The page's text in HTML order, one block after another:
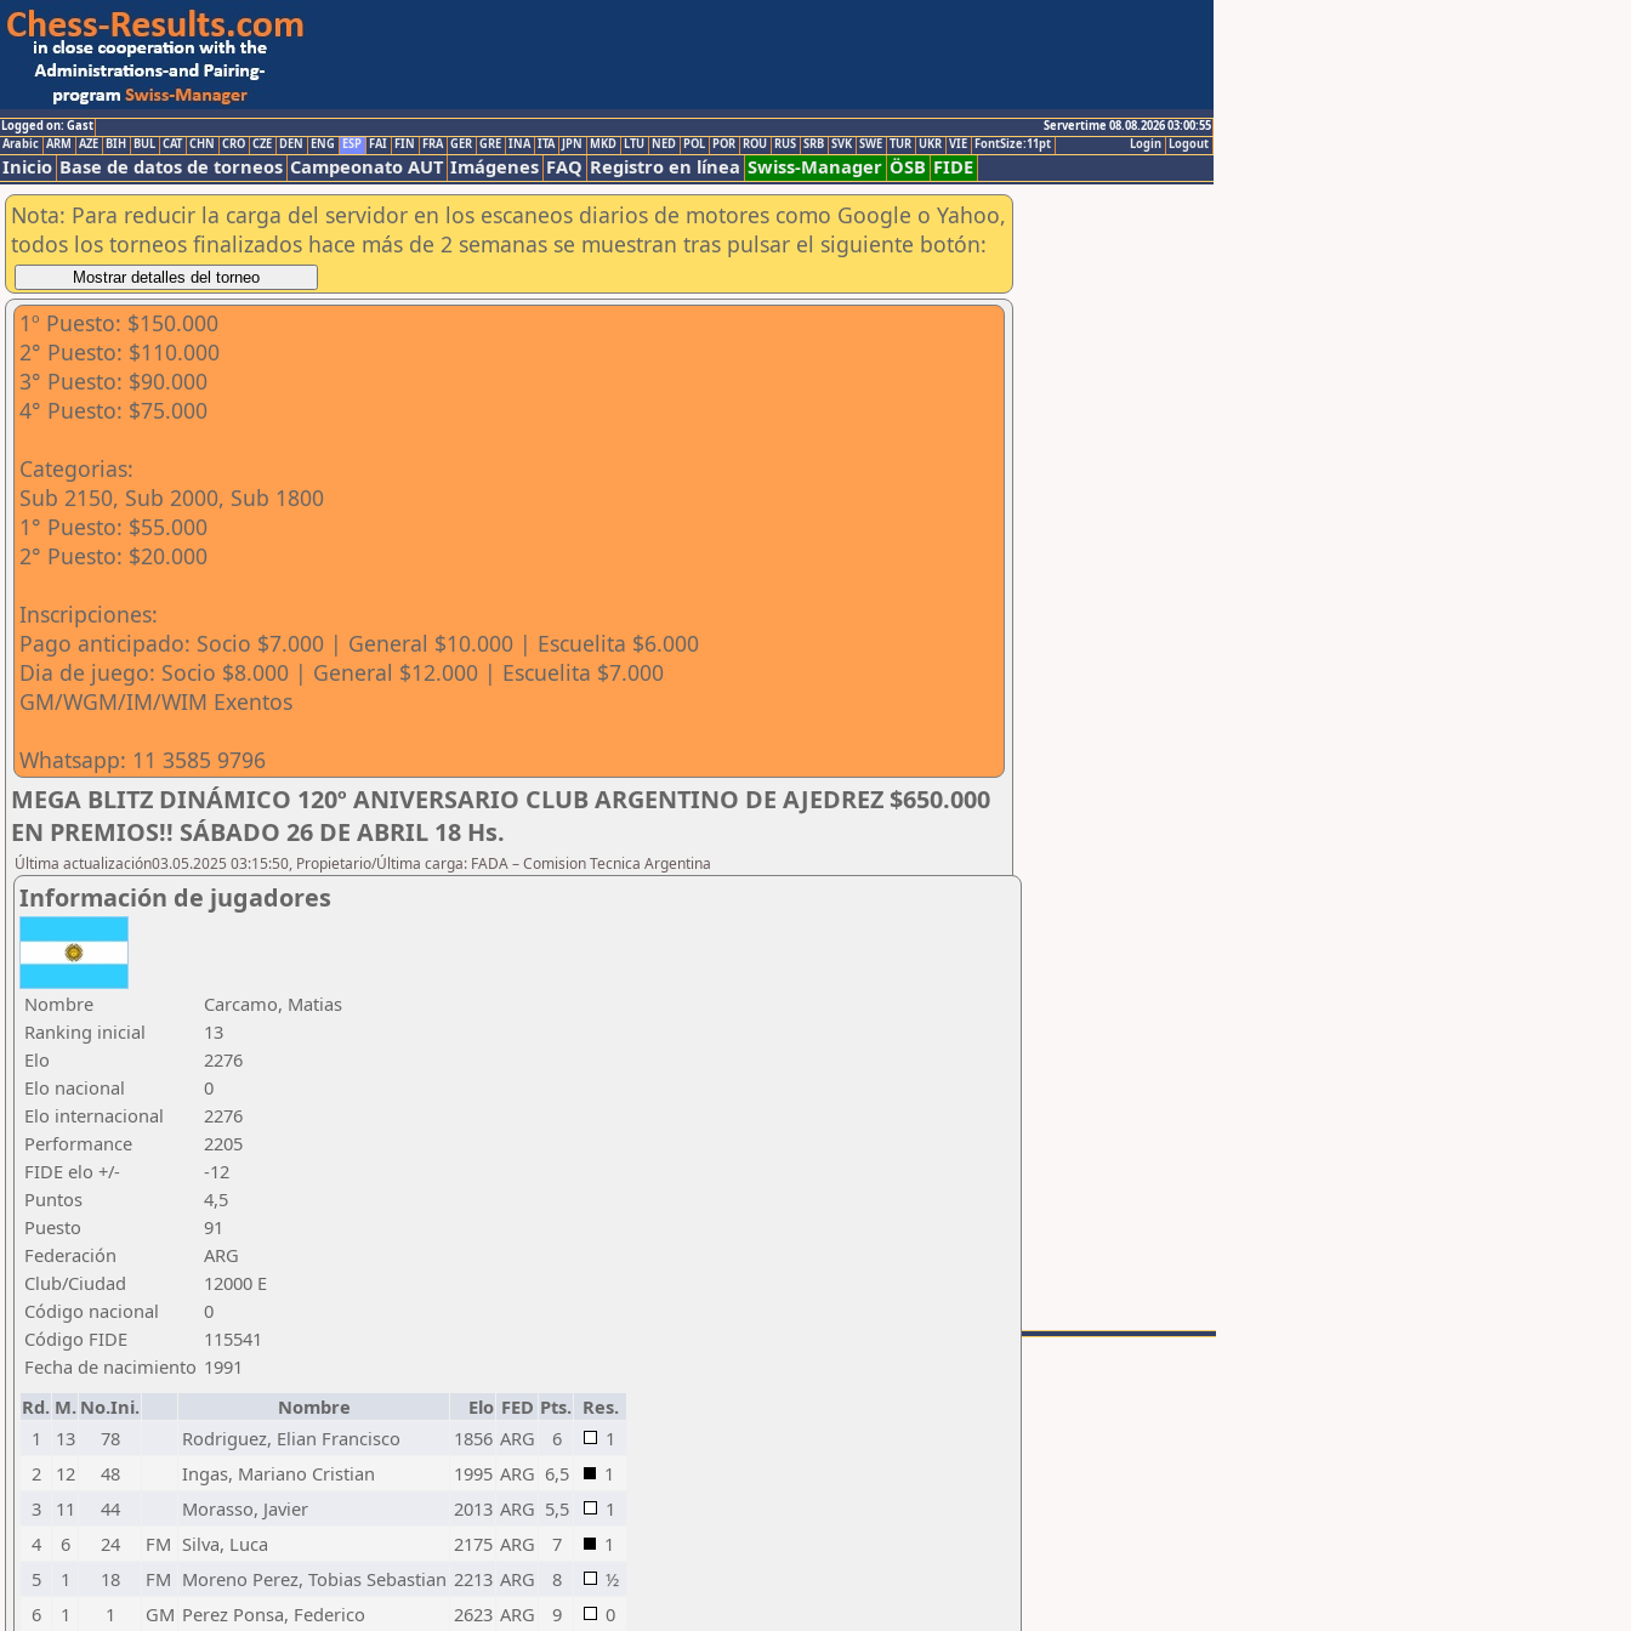
Logged on: Gast
Servertime 08.08.2026 03:00:55
Logout
Login
Arabic ARM AZE BIH BUL CAT CHN CRO CZE DEN ENG ESP FAI FIN FRA GER GRE INA ITA JPN MKD LTU NED POL POR ROU RUS SRB SVK SWE TUR UKR VIE FontSize:11pt
Inicio Base de datos de torneos Campeonato AUT Imágenes FAQ Registro en línea Swiss-Manager ÖSB FIDE
Nota: Para reducir la carga del servidor en los escaneos diarios de motores como Google o Yahoo,
todos los torneos finalizados hace más de 2 semanas se muestran tras pulsar el siguiente botón:
1º Puesto: $150.000
2° Puesto: $110.000
3° Puesto: $90.000
4° Puesto: $75.000
Categorias:
Sub 2150, Sub 2000, Sub 1800
1° Puesto: $55.000
2° Puesto: $20.000
Inscripciones:
Pago anticipado: Socio $7.000 | General $10.000 | Escuelita $6.000
Dia de juego: Socio $8.000 | General $12.000 | Escuelita $7.000
GM/WGM/IM/WIM Exentos
Whatsapp: 11 3585 9796
MEGA BLITZ DINÁMICO 120º ANIVERSARIO CLUB ARGENTINO DE AJEDREZ $650.000
EN PREMIOS!! SÁBADO 26 DE ABRIL 18 Hs.
Última actualización03.05.2025 03:15:50, Propietario/Última carga: FADA – Comision Tecnica Argentina
Información de jugadores
Nombre
Carcamo, Matias
Ranking inicial
13
Elo
2276
Elo nacional
0
Elo internacional
2276
Performance
2205
FIDE elo +/-
-12
Puntos
4,5
Puesto
91
Federación
ARG
Club/Ciudad
12000 E
Código nacional
0
Código FIDE
115541
Fecha de nacimiento 1991
Rd. M. No.Ini. Nombre Elo FED Pts. Res.
1
13 78 Rodriguez, Elian Francisco 1856 ARG 6
1
2
12 48 Ingas, Mariano Cristian 1995 ARG 6,5
1
3
11 44 Morasso, Javier 2013 ARG 5,5
1
4
6 24 FM Silva, Luca 2175 ARG 7
1
5
1 18 FM Moreno Perez, Tobias Sebastian 2213 ARG 8
½
6
1 1 GM Perez Ponsa, Federico 2623 ARG 9 0